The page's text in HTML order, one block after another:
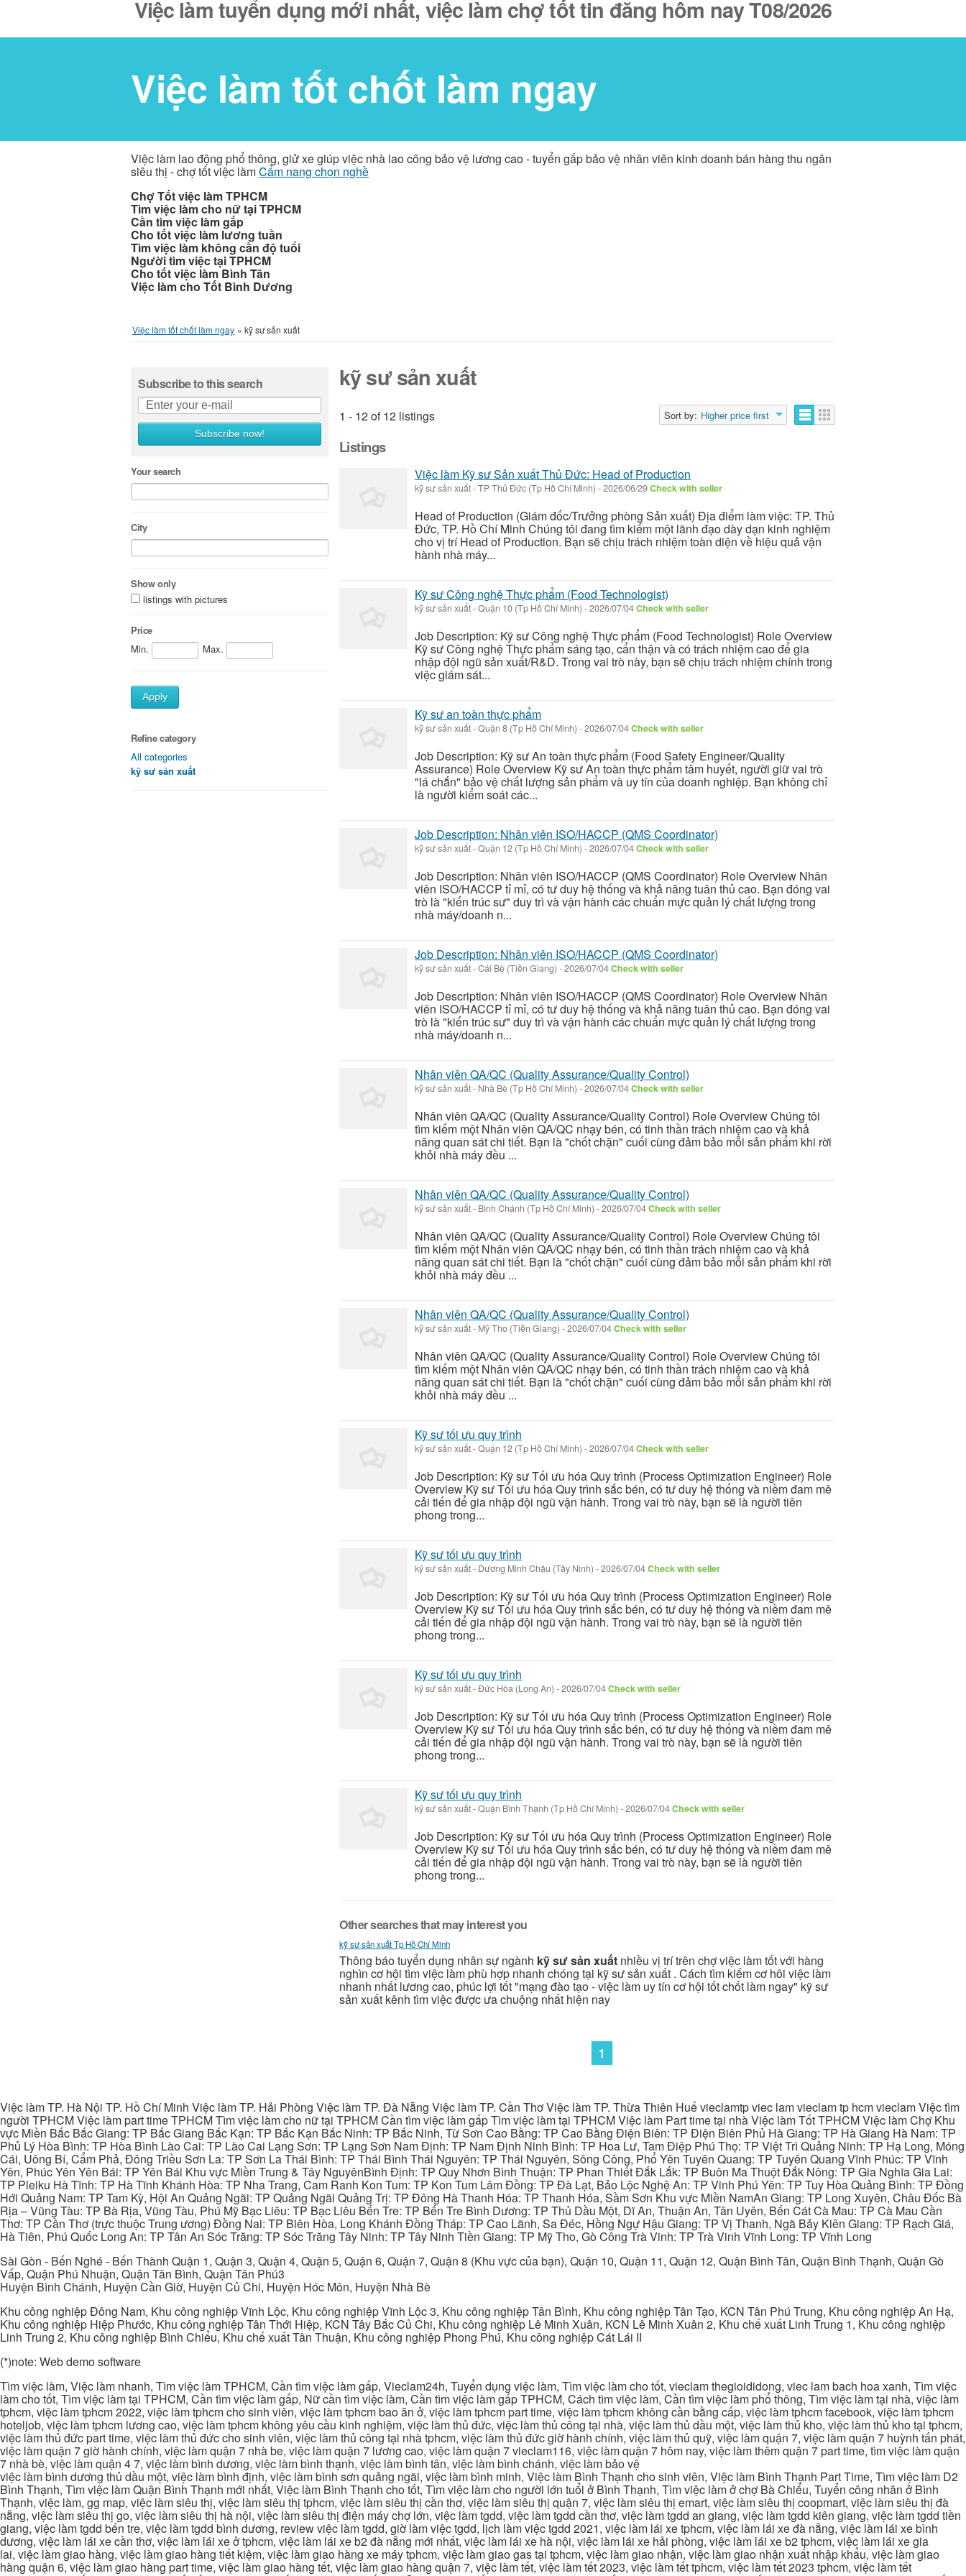
Việc làm tuyển dụng mới nhất, việc làm chợ tốt tin đăng hôm nay T08/2026
Việc làm tốt chốt làm ngay
Việc làm lao động phổ thông, giử xe giúp việc nhà lao công bảo vệ lương cao - tuyển gấp bảo vệ nhân viên kinh doanh bán hàng thu ngân
siêu thị - chợ tốt việc làmCẩm nang chọn nghề
Chợ Tốt việc làm TPHCM
Tìm việc làm cho nữ tại TPHCM
Cần tìm việc làm gấp
Cho tốt việc làm lương tuần
Tìm việc làm không cần độ tuổi
Người tìm việc tại TPHCM
Cho tốt việc làm Bình Tân
Việc làm cho Tốt Bình Dương
Việc làm tốt chốt làm ngay » kỹ sư sản xuất
Subscribe to this search
Subscribe now!
Your search
City
Show only
listings with pictures
Price
Min.
Max.
Apply
Refine category
All categories
kỹ sư sản xuất
kỹ sư sản xuất
1 - 12 of 12 listings Sort by: Higher price first
Listings
Việc làm Kỹ sư Sản xuất Thủ Đức: Head of Production
kỹ sư sản xuất-TP Thủ Đức (Tp Hồ Chí Minh) -2026/06/29Check with seller
Head of Production (Giám đốc/Trưởng phòng Sản xuất) Địa điểm làm việc: TP. Thủ
Đức, TP. Hồ Chí Minh Chúng tôi đang tìm kiếm một lãnh đạo dày dạn kinh nghiệm
cho vị trí Head of Production. Bạn sẽ chịu trách nhiệm toàn diện về hiệu quả vận
hành nhà máy...
Kỹ sư Công nghệ Thực phẩm (Food Technologist)
kỹ sư sản xuất-Quận 10 (Tp Hồ Chí Minh) -2026/07/04Check with seller
Job Description: Kỹ sư Công nghệ Thực phẩm (Food Technologist) Role Overview
Kỹ sư Công nghệ Thực phẩm sáng tạo, cẩn thận và có trách nhiệm cao để gia
nhập đội ngũ sản xuất/R&D. Trong vai trò này, bạn sẽ chịu trách nhiệm chính trong
việc giám sát...
Kỹ sư an toàn thực phẩm
kỹ sư sản xuất-Quận 8 (Tp Hồ Chí Minh) -2026/07/04Check with seller
Job Description: Kỹ sư An toàn thực phẩm (Food Safety Engineer/Quality
Assurance) Role Overview Kỹ sư An toàn thực phẩm tâm huyết, người giữ vai trò
"lá chắn" bảo vệ chất lượng sản phẩm và uy tín của doanh nghiệp. Bạn không chỉ
là người kiểm soát các...
Job Description: Nhân viên ISO/HACCP (QMS Coordinator)
kỹ sư sản xuất-Quận 12 (Tp Hồ Chí Minh) -2026/07/04Check with seller
Job Description: Nhân viên ISO/HACCP (QMS Coordinator) Role Overview Nhân
viên ISO/HACCP tỉ mỉ, có tư duy hệ thống và khả năng tuân thủ cao. Bạn đóng vai
trò là "kiến trúc sư" duy trì và vận hành các chuẩn mực quản lý chất lượng trong
nhà máy/doanh n...
Job Description: Nhân viên ISO/HACCP (QMS Coordinator)
kỹ sư sản xuất-Cái Bè (Tiền Giang) -2026/07/04Check with seller
Job Description: Nhân viên ISO/HACCP (QMS Coordinator) Role Overview Nhân
viên ISO/HACCP tỉ mỉ, có tư duy hệ thống và khả năng tuân thủ cao. Bạn đóng vai
trò là "kiến trúc sư" duy trì và vận hành các chuẩn mực quản lý chất lượng trong
nhà máy/doanh n...
Nhân viên QA/QC (Quality Assurance/Quality Control)
kỹ sư sản xuất- Nhà Bè (Tp Hồ Chí Minh) -2026/07/04Check with seller
Nhân viên QA/QC (Quality Assurance/Quality Control) Role Overview Chúng tôi
tìm kiếm một Nhân viên QA/QC nhạy bén, có tinh thần trách nhiệm cao và khả
năng quan sát chi tiết. Bạn là "chốt chặn" cuối cùng đảm bảo mỗi sản phẩm khi rời
khỏi nhà máy đều ...
Nhân viên QA/QC (Quality Assurance/Quality Control)
kỹ sư sản xuất- Bình Chánh (Tp Hồ Chí Minh) -2026/07/04Check with seller
Nhân viên QA/QC (Quality Assurance/Quality Control) Role Overview Chúng tôi
tìm kiếm một Nhân viên QA/QC nhạy bén, có tinh thần trách nhiệm cao và khả
năng quan sát chi tiết. Bạn là "chốt chặn" cuối cùng đảm bảo mỗi sản phẩm khi rời
khỏi nhà máy đều ...
Nhân viên QA/QC (Quality Assurance/Quality Control)
kỹ sư sản xuất- Mỹ Tho (Tiền Giang) -2026/07/04Check with seller
Nhân viên QA/QC (Quality Assurance/Quality Control) Role Overview Chúng tôi
tìm kiếm một Nhân viên QA/QC nhạy bén, có tinh thần trách nhiệm cao và khả
năng quan sát chi tiết. Bạn là "chốt chặn" cuối cùng đảm bảo mỗi sản phẩm khi rời
khỏi nhà máy đều ...
Kỹ sư tối ưu quy trình
kỹ sư sản xuất-Quận 12 (Tp Hồ Chí Minh) -2026/07/04Check with seller
Job Description: Kỹ sư Tối ưu hóa Quy trình (Process Optimization Engineer) Role
Overview Kỹ sư Tối ưu hóa Quy trình sắc bén, có tư duy hệ thống và niềm đam mê
cải tiến để gia nhập đội ngũ vận hành. Trong vai trò này, bạn sẽ là người tiên
phong trong...
Kỹ sư tối ưu quy trình
kỹ sư sản xuất- Dương Minh Châu (Tây Ninh) -2026/07/04Check with seller
Job Description: Kỹ sư Tối ưu hóa Quy trình (Process Optimization Engineer) Role
Overview Kỹ sư Tối ưu hóa Quy trình sắc bén, có tư duy hệ thống và niềm đam mê
cải tiến để gia nhập đội ngũ vận hành. Trong vai trò này, bạn sẽ là người tiên
phong trong...
Kỹ sư tối ưu quy trình
kỹ sư sản xuất-Đức Hòa (Long An) -2026/07/04Check with seller
Job Description: Kỹ sư Tối ưu hóa Quy trình (Process Optimization Engineer) Role
Overview Kỹ sư Tối ưu hóa Quy trình sắc bén, có tư duy hệ thống và niềm đam mê
cải tiến để gia nhập đội ngũ vận hành. Trong vai trò này, bạn sẽ là người tiên
phong trong...
Kỹ sư tối ưu quy trình
kỹ sư sản xuất-Quận Bình Thạnh (Tp Hồ Chí Minh) -2026/07/04Check with seller
Job Description: Kỹ sư Tối ưu hóa Quy trình (Process Optimization Engineer) Role
Overview Kỹ sư Tối ưu hóa Quy trình sắc bén, có tư duy hệ thống và niềm đam mê
cải tiến để gia nhập đội ngũ vận hành. Trong vai trò này, bạn sẽ là người tiên
phong trong...
Other searches that may interest you
kỹ sư sản xuất Tp Hồ Chí Minh
Thông báo tuyển dụng nhân sự ngành kỹ sư sản xuất nhiều vị trí trên chợ việc làm tốt với hàng
nghìn cơ hội tìm việc làm phù hợp nhanh chóng tại kỹ sư sản xuất . Cách tìm kiếm cơ hôi việc làm
nhanh nhất lương cao, phúc lợi tốt "mạng đào tạo - việc làm uy tín cơ hội tốt chốt làm ngay" kỹ sư
sản xuất kênh tìm việc được ưa chuộng nhất hiện nay
1
Việc làm TP. Hà Nội TP. Hồ Chí Minh Việc làm TP. Hải Phòng Việc làm TP. Đà Nẵng Việc làm TP. Cần Thơ Việc làm TP. Thừa Thiên Huế vieclamtp viec lam vieclam tp hcm vieclam Việc tìm
người TPHCM Việc làm part time TPHCM Tìm việc làm cho nữ tại TPHCM Cần tìm việc làm gấp Tìm việc làm tại TPHCM Việc làm Part time tại nhà Việc làm Tốt TPHCM Việc làm Chợ Khu
vực Miền Bắc Bắc Giang: TP Bắc Giang Bắc Kạn: TP Bắc Kạn Bắc Ninh: TP Bắc Ninh, Từ Sơn Cao Bằng: TP Cao Bằng Điện Biên: TP Điện Biên Phủ Hà Giang: TP Hà Giang Hà Nam: TP
Phủ Lý Hòa Bình: TP Hòa Bình Lào Cai: TP Lào Cai Lạng Sơn: TP Lạng Sơn Nam Định: TP Nam Định Ninh Bình: TP Hoa Lư, Tam Điệp Phú Thọ: TP Việt Trì Quảng Ninh: TP Hạ Long, Móng
Cái, Uông Bí, Cẩm Phả, Đông Triều Sơn La: TP Sơn La Thái Bình: TP Thái Bình Thái Nguyên: TP Thái Nguyên, Sông Công, Phổ Yên Tuyên Quang: TP Tuyên Quang Vĩnh Phúc: TP Vĩnh
Yên, Phúc Yên Yên Bái: TP Yên Bái Khu vực Miền Trung & Tây NguyênBình Định: TP Quy Nhơn Bình Thuận: TP Phan Thiết Đắk Lắk: TP Buôn Ma Thuột Đắk Nông: TP Gia Nghĩa Gia Lai:
TP Pleiku Hà Tĩnh: TP Hà Tĩnh Khánh Hòa: TP Nha Trang, Cam Ranh Kon Tum: TP Kon Tum Lâm Đồng: TP Đà Lạt, Bảo Lộc Nghệ An: TP Vinh Phú Yên: TP Tuy Hòa Quảng Bình: TP Đồng
Hới Quảng Nam: TP Tam Kỳ, Hội An Quảng Ngãi: TP Quảng Ngãi Quảng Trị: TP Đông Hà Thanh Hóa: TP Thanh Hóa, Sầm Sơn Khu vực Miền NamAn Giang: TP Long Xuyên, Châu Đốc Bà
Rịa – Vũng Tàu: TP Bà Rịa, Vũng Tàu, Phú Mỹ Bạc Liêu: TP Bạc Liêu Bến Tre: TP Bến Tre Bình Dương: TP Thủ Dầu Một, Dĩ An, Thuận An, Tân Uyên, Bến Cát Cà Mau: TP Cà Mau Cần
Thơ: TP Cần Thơ (trực thuộc Trung ương) Đồng Nai: TP Biên Hòa, Long Khánh Đồng Tháp: TP Cao Lãnh, Sa Đéc, Hồng Ngự Hậu Giang: TP Vị Thanh, Ngã Bảy Kiên Giang: TP Rạch Giá,
Hà Tiên, Phú Quốc Long An: TP Tân An Sóc Trăng: TP Sóc Trăng Tây Ninh: TP Tây Ninh Tiền Giang: TP Mỹ Tho, Gò Công Trà Vinh: TP Trà Vinh Vĩnh Long: TP Vĩnh Long
Sài Gòn - Bến Nghé - Bến Thành Quận 1, Quận 3, Quận 4, Quận 5, Quận 6, Quận 7, Quận 8 (Khu vực của bạn), Quận 10, Quận 11, Quận 12, Quận Bình Tân, Quận Bình Thạnh, Quận Gò
Vấp, Quận Phú Nhuận, Quận Tân Bình, Quận Tân Phú3
Huyện Bình Chánh, Huyện Cần Giờ, Huyện Củ Chi, Huyện Hóc Môn, Huyện Nhà Bè
Khu công nghiệp Đông Nam, Khu công nghiệp Vĩnh Lộc, Khu công nghiệp Vĩnh Lộc 3, Khu công nghiệp Tân Bình, Khu công nghiệp Tân Tạo, KCN Tân Phú Trung, Khu công nghiệp An Hạ,
Khu công nghiệp Hiệp Phước, Khu công nghiệp Tân Thới Hiệp, KCN Tây Bắc Củ Chi, Khu công nghiệp Lê Minh Xuân, KCN Lê Minh Xuân 2, Khu chế xuất Linh Trung 1, Khu công nghiệp
Linh Trung 2, Khu công nghiệp Bình Chiểu, Khu chế xuất Tân Thuận, Khu công nghiệp Phong Phú, Khu công nghiệp Cát Lái II
(*)note: Web demo software
Tìm việc làm, Việc làm nhanh, Tìm việc làm TPHCM, Cần tìm việc làm gấp, Vieclam24h, Tuyển dụng việc làm, Tìm việc làm cho tốt, vieclam thegioididong, viec lam bach hoa xanh, Tìm việc
làm cho tốt, Tìm việc làm tại TPHCM, Cần tìm việc làm gấp, Nữ cần tìm việc làm, Cần tìm việc làm gấp TPHCM, Cách tìm việc làm, Cần tìm việc làm phổ thông, Tìm việc làm tại nhà, việc làm
tphcm, việc làm tphcm 2022, việc làm tphcm cho sinh viên, việc làm tphcm bao ăn ở, việc làm tphcm part time, việc làm tphcm không cần bằng cấp, việc làm tphcm facebook, việc làm tphcm
hoteljob, việc làm tphcm lương cao, việc làm tphcm không yêu cầu kinh nghiệm, việc làm thủ đức, việc làm thủ công tại nhà, việc làm thủ dầu một, việc làm thủ kho, việc làm thủ kho tại tphcm,
việc làm thủ đức part time, việc làm thủ đức cho sinh viên, việc làm thủ công tại nhà tphcm, việc làm thủ đức giờ hành chính, việc làm thủ quỹ, việc làm quận 7, việc làm quận 7 huỳnh tấn phát,
việc làm quận 7 giờ hành chính, việc làm quận 7 nhà be, việc làm quận 7 lương cao, việc làm quận 7 vieclam116, việc làm quận 7 hôm nay, việc làm thêm quận 7 part time, tìm việc làm quận
7 nhà bè, việc làm quận 4 7, việc làm bình dương, việc làm bình thạnh, việc làm bình tân, việc làm bình chánh, việc làm bảo vệ
việc làm bình dương thủ dầu một, việc làm bình định, việc làm bình sơn quảng ngãi, việc làm bình minh, Việc làm Bình Thạnh cho sinh viên, Việc làm Bình Thạnh Part Time, Tìm việc làm D2
Bình Thạnh, Tìm việc làm Quận Bình Thạnh mới nhất, Việc làm Bình Thạnh cho tốt, Tìm việc làm cho người lớn tuổi ở Bình Thạnh, Tìm việc làm ở chợ Bà Chiểu, Tuyển công nhân ở Bình
Thạnh, việc làm, gg map, việc làm siêu thị, việc làm siêu thị tphcm, việc làm siêu thị cần thơ, việc làm siêu thị quận 7, việc làm siêu thị emart, việc làm siêu thị coopmart, việc làm siêu thị đà
nẵng, việc làm siêu thị go, việc làm siêu thị hà nội, việc làm siêu thị điện máy chợ lớn, việc làm tgdd, việc làm tgdd cần thơ, việc làm tgdd an giang, việc làm tgdd kiên giang, việc làm tgdd tiền
giang, việc làm tgdd bến tre, việc làm tgdd bình dương, review việc làm tgdd, giờ làm việc tgdd, lịch làm việc tgdd 2021, việc làm lái xe tphcm, việc làm lái xe đà nẵng, việc làm lái xe bình
dương, việc làm lái xe cần thơ, việc làm lái xe ở tphcm, việc làm lái xe b2 đà nẵng mới nhất, việc làm lái xe hà nội, việc làm lái xe hải phòng, việc làm lái xe b2 tphcm, việc làm lái xe gia
lai, việc làm giao hàng, việc làm giao hàng tiết kiệm, việc làm giao hàng xe máy tphcm, việc làm giao gas tại tphcm, việc làm giao nhận, việc làm giao nhận xuất nhập khẩu, việc làm giao
hàng quận 6, việc làm giao hàng part time, việc làm giao hàng tết, việc làm giao hàng quận 7, việc làm tết, việc làm tết 2023, việc làm tết tphcm, việc làm tết 2023 tphcm, việc làm tết